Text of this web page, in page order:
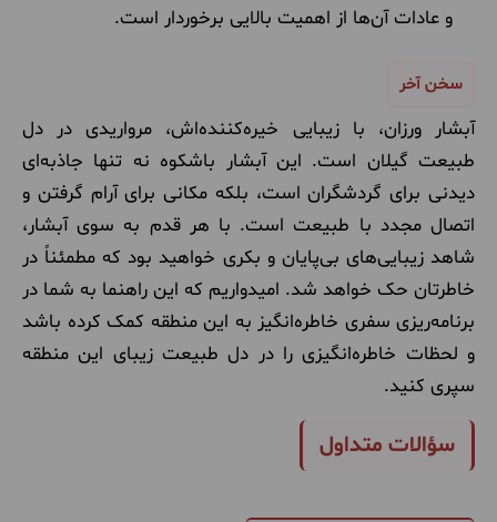
و عادات آن‌ها از اهمیت بالایی برخوردار است.
سخن آخر
آبشار ورزان، با زیبایی خیره‌کننده‌اش، مرواریدی در دل
طبیعت گیلان است. این آبشار باشکوه نه تنها جاذبه‌ای
دیدنی برای گردشگران است، بلکه مکانی برای آرام گرفتن و
اتصال مجدد با طبیعت است. با هر قدم به سوی آبشار،
شاهد زیبایی‌های بی‌پایان و بکری خواهید بود که مطمئناً در
خاطرتان حک خواهد شد. امیدواریم که این راهنما به شما در
برنامه‌ریزی سفری خاطره‌انگیز به این منطقه کمک کرده باشد
و لحظات خاطره‌انگیزی را در دل طبیعت زیبای این منطقه
سپری کنید.
سؤالات متداول